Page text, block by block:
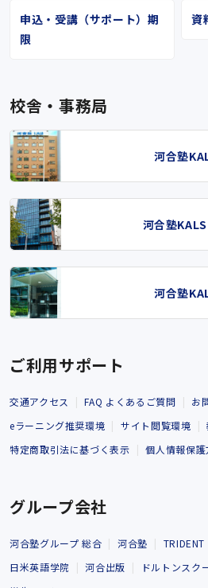
申込・受講（サポート）期
限
資
校舎・事務局
河合塾
河合塾
河合塾
ご利用サポート
交通アクセス FAQ よくあるご質問
お
eラーニング推奨環境
サイト閲覧環境
特定商取引法に基づく表示
個人情報保護
グループ会社
河合塾グループ 総合 河合塾 TRIDENT
日米英語学院
河合出版 ドルトンスク